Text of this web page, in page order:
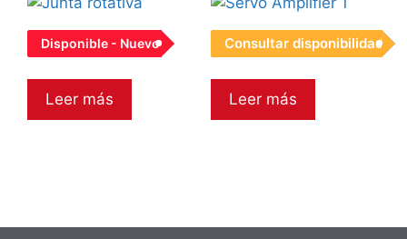
Disponible - Nuevo
Junta rotativa
Leer más
Consultar disponibilidad
Servo Amplifier 1
Leer más